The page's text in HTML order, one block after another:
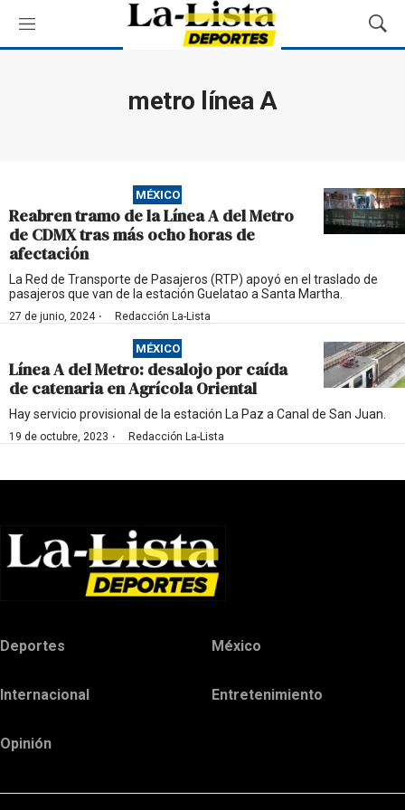
M
e
M
o
ú
s
q
u
d
metro línea A
MÉXICO
Reabren tramo de la Línea A del Metro
de CDMX tras más ocho horas de
afectación
La Red de Transporte de Pasajeros (RTP) apoyó en el traslado de
pasajeros que van de la estación Guelatao a Santa Martha.
27 de junio, 2024· Redacción La-Lista
MÉXICO
Línea A del Metro: desalojo por caída
de catenaria en Agrícola Oriental
Hay servicio provisional de la estación La Paz a Canal de San Juan.
19 de octubre, 2023 · Redacción La-Lista
Deportes México
Internacional Entretenimiento
Opinión